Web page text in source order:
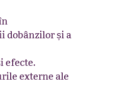
dobânzilor și a
efecte.
externe ale